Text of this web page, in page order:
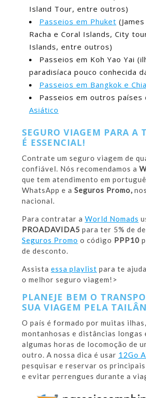
Island Tour, entre outros)
Passeios em Phuket
Racha e Coral Islands, City
Islands, entre outros)
Passeios em Koh Yao Yai
paradisíaca pouco conhecida
Passeios em Bangkok e
Passeios em outros países
Asiático
SEGURO VIAGEM PARA A
É ESSENCIAL!
Contrate um seguro viagem de
confiável. Nós recomendamos a
que tem atendimento em
WhatsApp e a Seguros Promo,
nacional.
Para contratar a World Nomads
PROADAVIDA5 para ter 5% de
Seguros Promo o código PPP10
de desconto.
Assista essa playlist para te
o melhor seguro viagem!>
PLANEJE BEM O
SUA VIAGEM PELA
O país é formado por muitas
montanhosas e distâncias longas
algumas horas de locomoção de
outro. A nossa dica é usar 12Go
pesquisar e reservar os
e evitar perrengues durante a